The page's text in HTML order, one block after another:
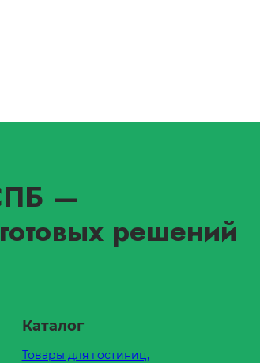
—
решений
Каталог
Товары для гостиниц,